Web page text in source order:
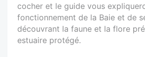
cocher et le guide vous
fonctionnement de la Baie et de
découvrant la faune et la flore
estuaire protégé.